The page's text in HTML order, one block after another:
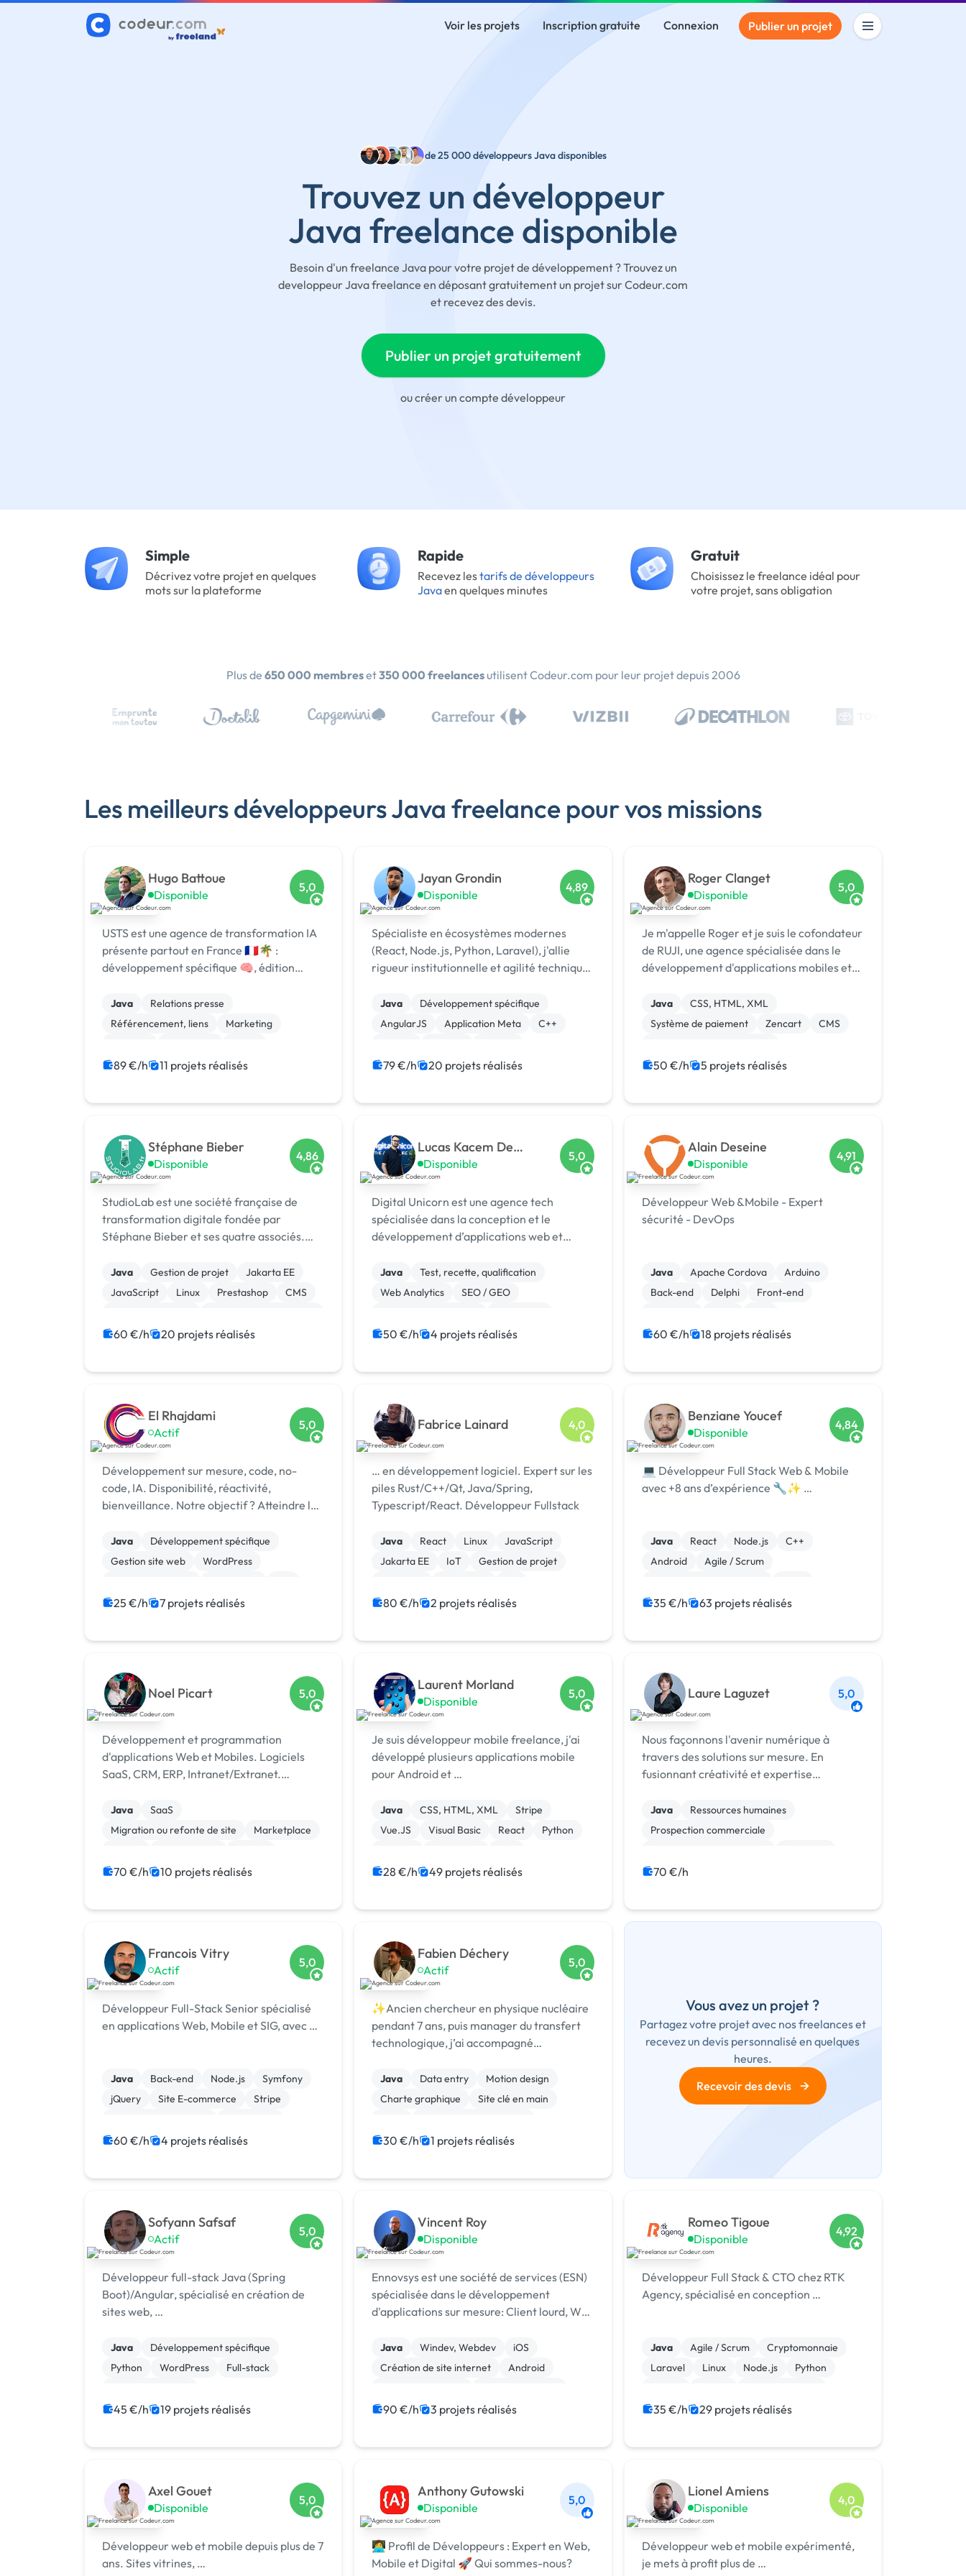
Voir les projets Inscription gratuite Connexion Publier un projet
de 25 000 développeurs Java disponibles
Trouvez un développeur
Java freelance disponible
Besoin d'un freelance Java pour votre projet de développement ? Trouvez un
developpeur Java freelance en déposant gratuitement un projet sur Codeur.com
et recevez des devis.
Publier un projet gratuitement
oucréer un compte développeur
Simple
Décrivez votre projet en quelques
mots sur la plateforme
Rapide
Recevez lestarifs de développeurs
Javaen quelques minutes
Gratuit
Choisissez le freelance idéal pour
votre projet, sans obligation
Plus de 650 000 membreset350 000 freelancesutilisent Codeur.com pour leur projet depuis 2006
Les meilleurs développeurs Java freelance pour vos missions
Hugo Battoue
Disponible
5,0
USTS est une agence de transformation IA
présente partout en France 🇫🇷🌴 :
développement spécifique 🧠, édition
Agréée CII, CIR, Qualiopi, 1er [URL
MASQUÉE] 🏆 !
Java
Relations presse
Référencement, liens
Marketing
Motion design
Logo Charte graphique
89 €/h 11 projets réalisés
Jayan Grondin
Disponible
4,89
Spécialiste en écosystèmes modernes
(React, Node.js, Python, Laravel), j'allie
rigueur institutionnelle et agilité technique
et innovants.
Java
Développement spécifique
AngularJS
Application Meta
C++
XR, VR, AR, MR
iOS
79 €/h 20 projets réalisés
Roger Clanget
Disponible
5,0
Je m'appelle Roger et je suis le cofondateur
de RUJI, une agence spécialisée dans le
développement d'applications mobiles et
Java
CSS, HTML, XML
Système de paiement
Zencart
CMS
Experience utilisateur
Gestion site web
50 €/h 5 projets réalisés
Stéphane Bieber
Disponible
4,86
StudioLab est une société française de
transformation digitale fondée par
Stéphane Bieber et ses quatre associés.
accompagne depuis plus de 20 ans les
entrepr
Java Gestion de projet
Jakarta EE
JavaScript
Linux Prestashop
CMS
Charte graphique
60 €/h 20 projets réalisés
Lucas Kacem De
Vincenzi
Disponible
5,0
Digital Unicorn est une agence tech
spécialisée dans la conception et le
développement d’applications web et
design et innovation.
Java
Test, recette, qualification
Web Analytics
SEO / GEO
Modules et composants
CSS, HTML, XML
50 €/h 4 projets réalisés
Alain Deseine
Disponible
4,91
Développeur Web &Mobile - Expert
sécurité - DevOps
Java Apache Cordova
Arduino
Back-end
Delphi
Front-end
Système embarqué
60 €/h 18 projets réalisés
El Rhajdami
Actif
5,0
Développement sur mesure, code, no-
code, IA. Disponibilité, réactivité,
bienveillance. Notre objectif ? Atteindre le
Java
Développement spécifique
Gestion site web
WordPress
Application mobile
Back-end
25 €/h 7 projets réalisés
Fabrice Lainard 4,0
… en développement logiciel. Expert sur les
piles Rust/C++/Qt, Java/Spring,
Typescript/React. Développeur Fullstack
Java React Linux
JavaScript
Jakarta EE
IoT
Gestion de projet
80 €/h 2 projets réalisés
Benziane Youcef
Disponible
4,84
💻 Développeur Full Stack Web & Mobile
avec +8 ans d’expérience 🔧✨ …
Java React Node.js
C++
Android
Agile / Scrum
Laravel
JavaScript
35 €/h 63 projets réalisés
Noel Picart 5,0
Développement et programmation
d'applications Web et Mobiles. Logiciels
SaaS, CRM, ERP, Intranet/Extranet.
Java
SaaS
Migration ou refonte de site
Marketplace
JavaScript
IoT Gestion de projet
70 €/h 10 projets réalisés
Laurent Morland
Disponible
5,0
Je suis développeur mobile freelance, j'ai
développé plusieurs applications mobile
pour Android et …
Java CSS, HTML, XML
Stripe
Vue.JS
Visual Basic React
Python
28 €/h 49 projets réalisés
Laure Laguzet 5,0
Nous façonnons l'avenir numérique à
travers des solutions sur mesure. En
fusionnant créativité et expertise
prêtes à l'usage qui dépassent vos attentes.
Rejoignez-nous pour une expérience unique
Java
Ressources humaines
Prospection commerciale
Migration
70 €/h
Francois Vitry
Actif
5,0
Développeur Full-Stack Senior spécialisé
en applications Web, Mobile et SIG, avec …
Java Back-end Node.js
Symfony
jQuery
Site E-commerce
Stripe
Gestion site web
60 €/h 4 projets réalisés
Fabien Déchery
Actif
5,0
✨Ancien chercheur en physique nucléaire
pendant 7 ans, puis manager du transfert
technologique, j’ai accompagné
protéger des nouvelles technologies, puis st
Java Data entry
Motion design
Charte graphique
Site clé en main
Migration ou refonte de site
30 €/h 1 projets réalisés
Vous avez un projet ?
Partagez votre projet avec nos freelances et
recevez un devis personnalisé en quelques
heures.
Recevoir des devis
→
Sofyann Safsaf
Actif
5,0
Développeur full-stack Java (Spring
Boot)/Angular, spécialisé en création de
sites web, …
Java
Développement spécifique
Python
WordPress
Full-stack
Création de site internet
Gestion site web
45 €/h 19 projets réalisés
Vincent Roy
Disponible
Ennovsys est une société de services (ESN)
spécialisée dans le développement
d'applications sur mesure: Client lourd, Web
sommes à l'écoute des besoins de nos
clients et sommes disponibles pour discuter
Java Windev, Webdev
iOS
Création de site internet
Android
C#
C++ Site E-commerce
90 €/h 3 projets réalisés
Romeo Tigoue
Disponible
4,92
Développeur Full Stack & CTO chez RTK
Agency, spécialisé en conception …
Java Agile / Scrum
Cryptomonnaie
Laravel
Linux Node.js
Python
35 €/h 29 projets réalisés
Axel Gouet
Disponible
5,0
Développeur web et mobile depuis plus de 7
ans. Sites vitrines, …
Anthony Gutowski
Disponible
5,0
👩‍💻 Profil de Développeurs : Expert en Web,
Mobile et Digital 🚀 Qui sommes-nous?
Lionel Amiens
Disponible
4,0
Développeur web et mobile expérimenté,
je mets à profit plus de …